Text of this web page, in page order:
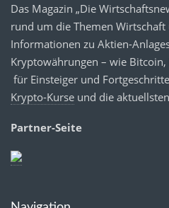
Das Magazin „Die
rund um die Themen
Informationen zu Aktien-
Kryptowährungen – wie
für Einsteiger und
Krypto-Kurse und die aktuellsten
Partner-Seite